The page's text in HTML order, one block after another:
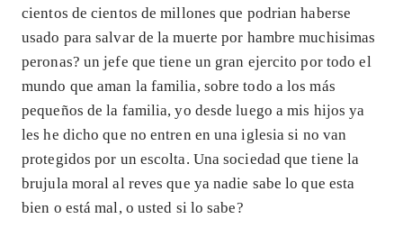
cientos de cientos de millones que podrian haberse
usado para salvar de la muerte por hambre muchisimas
peronas? un jefe que tiene un gran ejercito por todo el
mundo que aman la familia, sobre todo a los más
pequeños de la familia, yo desde luego a mis hijos ya
les he dicho que no entren en una iglesia si no van
protegidos por un escolta. Una sociedad que tiene la
brujula moral al reves que ya nadie sabe lo que esta
bien o está mal, o usted si lo sabe?